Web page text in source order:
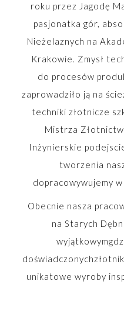
roku przez Jagodę
pasjonatka gór,
Nieżelaznych na
Krakowie. Zmysł
do procesów
zaprowadziło ją na
techniki złotnicze
Mistrza
Inżynierskie
tworzenia
dopracowywujemy
Obecnie nasza
na Starych
unikatowe wyroby